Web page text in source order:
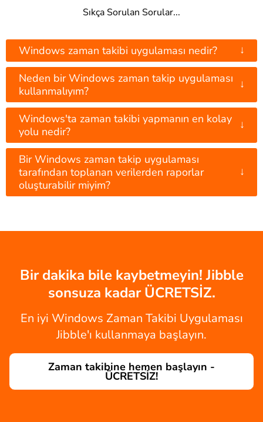
Sıkça Sorulan Sorular...
Windows zaman takibi uygulaması nedir? ↓
Neden bir Windows zaman takip uygulaması
kullanmalıyım?
↓
Windows'ta zaman takibi yapmanın en kolay
yolu nedir?
↓
Bir Windows zaman takip uygulaması
tarafından toplanan verilerden raporlar
oluşturabilir miyim?
↓
Bir dakika bile kaybetmeyin! Jibble
sonsuza kadar ÜCRETSİZ.
En iyi Windows Zaman Takibi Uygulaması
Jibble'ı kullanmaya başlayın.
Zaman takibine hemen başlayın -
ÜCRETSİZ!